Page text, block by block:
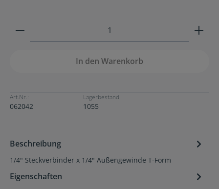
Produkt Anzahl: Gib den gewünschten Wert ein
In den Warenkorb
Art.Nr.:
062042
Lagerbestand:
1055
Beschreibung
1/4" Steckverbinder x 1/4" Außengewinde T-Form
Eigenschaften